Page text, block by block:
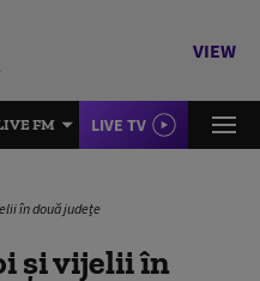
VIEW
FM LIVE TV
în două județe
și vijelii în